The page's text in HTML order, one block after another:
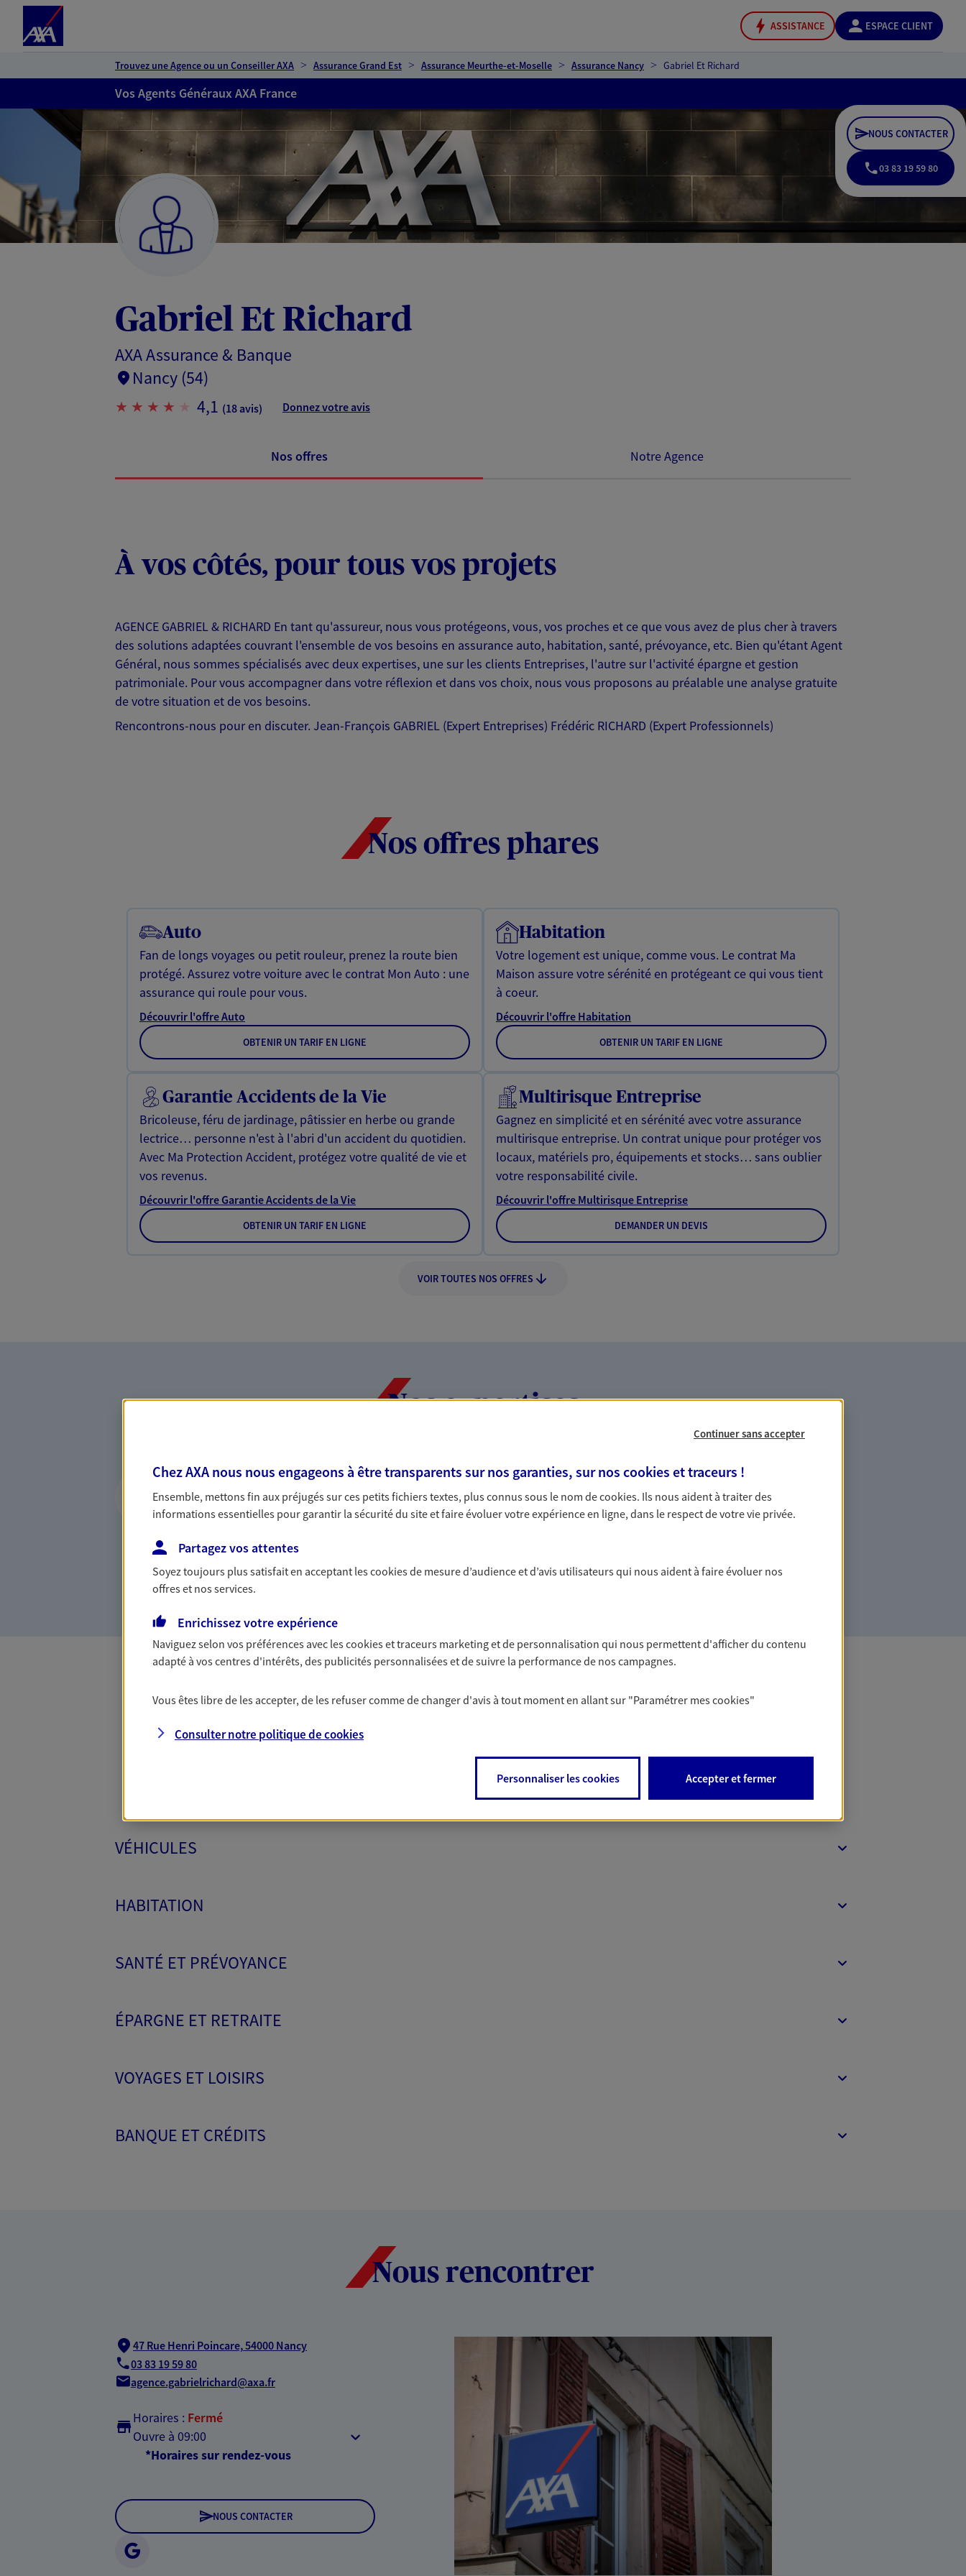
ASSISTANCE ESPACE CLIENT
Trouvez une Agence ou un Conseiller AXA Assurance Grand Est Assurance Meurthe-et-Moselle Assurance Nancy Gabriel Et Richard
Vos Agents Généraux AXA France
Gabriel Et Richard
AXA Assurance & Banque
Nancy (54)
4,1 (18 avis) Donnez votre avis
NOUS CONTACTER
03 83 19 59 80
Nos offres Notre Agence
À vos côtés, pour tous vos projets
AGENCE GABRIEL & RICHARD En tant qu'assureur, nous vous protégeons, vous, vos proches et ce que vous avez de plus cher à travers
des solutions adaptées couvrant l'ensemble de vos besoins en assurance auto, habitation, santé, prévoyance, etc. Bien qu'étant Agent
Général, nous sommes spécialisés avec deux expertises, une sur les clients Entreprises, l'autre sur l'activité épargne et gestion
patrimoniale. Pour vous accompagner dans votre réflexion et dans vos choix, nous vous proposons au préalable une analyse gratuite
de votre situation et de vos besoins.
Rencontrons-nous pour en discuter. Jean-François GABRIEL (Expert Entreprises) Frédéric RICHARD (Expert Professionnels)
Nos offres phares
Auto
Fan de longs voyages ou petit rouleur, prenez la route bien
protégé. Assurez votre voiture avec le contrat Mon Auto : une
assurance qui roule pour vous.
Découvrir l'offre Auto
OBTENIR UN TARIF EN LIGNE
Habitation
Votre logement est unique, comme vous. Le contrat Ma
Maison assure votre sérénité en protégeant ce qui vous tient
à coeur.
Découvrir l'offre Habitation
OBTENIR UN TARIF EN LIGNE
Garantie Accidents de la Vie
Bricoleuse, féru de jardinage, pâtissier en herbe ou grande
lectrice… personne n'est à l'abri d'un accident du quotidien.
Avec Ma Protection Accident, protégez votre qualité de vie et
vos revenus.
Découvrir l'offre Garantie Accidents de la Vie
OBTENIR UN TARIF EN LIGNE
Multirisque Entreprise
Gagnez en simplicité et en sérénité avec votre assurance
multirisque entreprise. Un contrat unique pour protéger vos
locaux, matériels pro, équipements et stocks… sans oublier
votre responsabilité civile.
Découvrir l'offre Multirisque Entreprise
DEMANDER UN DEVIS
VOIR TOUTES NOS OFFRES
Nos expertises
Vous accompagner dans la durée et la
confiance
votre vie, c'est ainsi que nous concevons notre métier : dans
la confiance et la proximité. C'est en apprenant à vous
connaître que nous proposons de meilleures solutions.
Accompagner les professionnels et les
entreprises
votre activité, vos collaborateurs... mais aussi vous-même et
Toutes nos offres Assurance & Banque
PRO & ENTREPRISES
VÉHICULES
HABITATION
SANTÉ ET PRÉVOYANCE
ÉPARGNE ET RETRAITE
VOYAGES ET LOISIRS
BANQUE ET CRÉDITS
Nous rencontrer
47 Rue Henri Poincare,54000 Nancy
03 83 19 59 80
agence.gabrielrichard@axa.fr
Horaires : Fermé
Ouvre à 09:00
*Horaires sur rendez-vous
NOUS CONTACTER
Continuer sans accepter
Chez AXA nous nous engageons à être transparents sur nos garanties, sur nos cookies et traceurs !
Ensemble, mettons fin aux préjugés sur ces petits fichiers textes, plus connus sous le nom decookies. Ils nous aident à traiter des
informations essentielles pour garantir la sécurité du site et faire évoluer votre expérience en ligne, dans le respect de votre vie privée.
Partagez vos attentes
Soyez toujours plus satisfait en acceptant lescookiesde mesure d’audience et d’avis utilisateurs qui nous aident à faire évoluer nos
offres et nos services.
Enrichissez votre expérience
Naviguez selon vos préférences avec lescookies et traceurs marketing et de personnalisation qui nous permettent d'afficher du contenu
adapté à vos centres d'intérêts, des publicités personnalisées et de suivre la performance de nos campagnes.
Vous êtes libre de les accepter, de les refuser comme de changer d'avis à tout moment en allant sur "Paramétrer mescookies"
Consulter notre politique decookies
Personnaliser les cookies Accepter et fermer